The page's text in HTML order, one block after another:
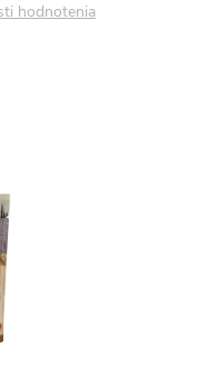
hodnotenia